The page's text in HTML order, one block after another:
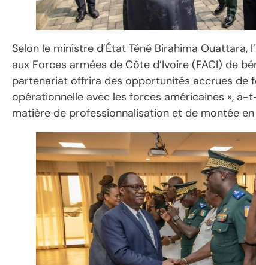
Selon le ministre d’État Téné Birahima
aux Forces armées de Côte d’Ivoire (FACI) de
partenariat offrira des opportunités accrues de
opérationnelle avec les forces américaines »,
matière de professionnalisation et de montée